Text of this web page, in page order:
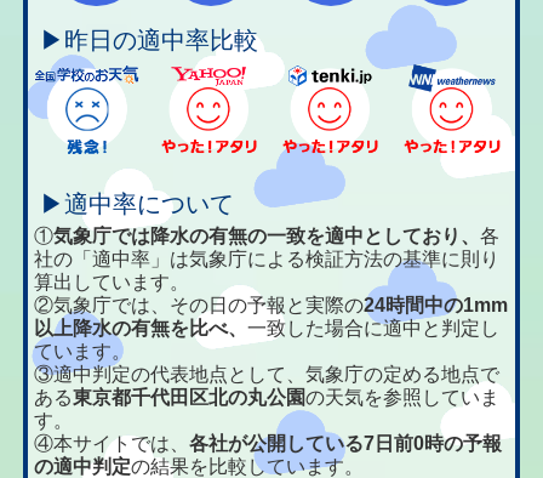
▶昨日の適中率比較
▶適中率について
①気象庁では降水の有無の一致を適中としており、各
社の「適中率」は気象庁による検証方法の基準に則り
算出しています。
②気象庁では、その日の予報と実際の24時間中の1mm
以上降水の有無を比べ、一致した場合に適中と判定し
ています。
③適中判定の代表地点として、気象庁の定める地点で
ある東京都千代田区北の丸公園の天気を参照していま
す。
④本サイトでは、各社が公開している7日前0時の予報
の適中判定の結果を比較しています。